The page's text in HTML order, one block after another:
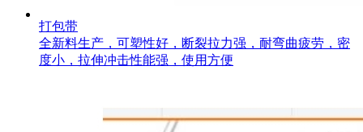
打包带
全新料生产，可塑性好，断裂拉力强，耐弯曲疲劳，密
度小，拉伸冲击性能强，使用方便